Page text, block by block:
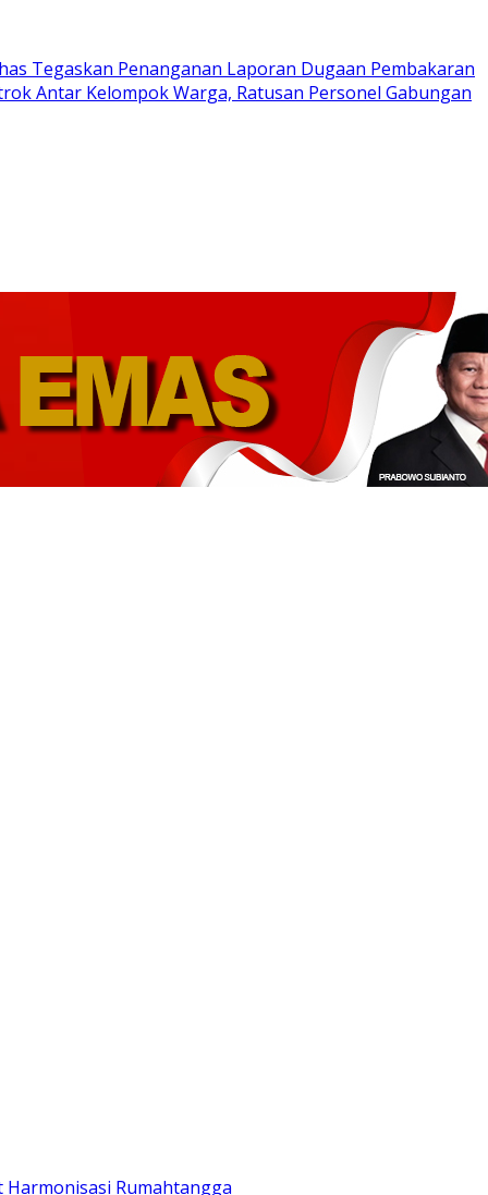
Tegaskan Penanganan Laporan Dugaan Pembakaran
Antar Kelompok Warga, Ratusan Personel Gabungan